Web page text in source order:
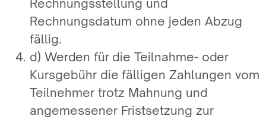
Rechnungsstellung und
Rechnungsdatum ohne jeden Abzug
fällig.
d) Werden für die Teilnahme- oder
Kursgebühr die fälligen Zahlungen vom
Teilnehmer trotz Mahnung und
angemessener Fristsetzung zur